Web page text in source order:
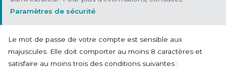
Paramètres de sécurité
Le mot de passe de votre compte est sensible aux
majuscules. Elle doit comporter au moins 8 caractères et
satisfaire au moins trois des conditions suivantes :